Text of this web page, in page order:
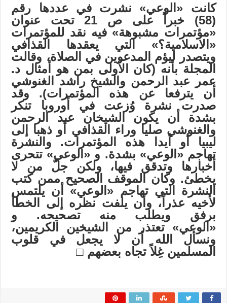
كانت « الوعي» نشرت في عددها رقم
(58) خبراً على ص 21 تحت عنوان
«مؤتمرات مشبوهة»فيه نقد للمؤتمرات
« الاسلامية؟» التي يعقدها القذافي
ويتصدر ليؤم المدعوين في الصلاة، وقالت
المجلة بأنه (كان الأولى بمن هو أمثال د.
عمر عبد الرحمن والشيخ راشد الغنوشي
أن يترفعا عن هذه المؤتمرات). وقد
صدرت نشرة وُزعت في أوروبا تنكر
بشدة أن يكون الشيخان عبد الرحمن
والغنوشي صليا وراء القذافي أو ذهبا إلى
ليبيا أو أيدا هذه المؤتمرات. والنشرة
تهاجم« الوعي» بشدة. و « الوعي»تتحرى
أخبارها وتدقق فيها، ولكن جلّ من لا
يخطئ. وكان الموقف الصحيح ممن كتب
النشرة التي تهاجم « الوعي»أن يلتمس
لأخيه عذراً، وأن يلفت نظره إلى الخطأ
برفق ويطلب منه تصحيحه. و
«الوعي» تعتذر من الشيخين الكريمين،
ونسأل الله أن لا يجعل في قلوب
المسلمين غِلاً تجاه بعضهم□